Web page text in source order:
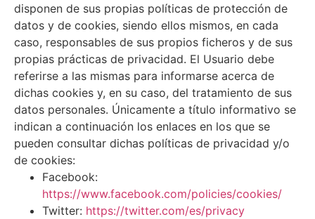
disponen de sus propias políticas de protección de
datos y de cookies, siendo ellos mismos, en cada
caso, responsables de sus propios ficheros y de sus
propias prácticas de privacidad. El Usuario debe
referirse a las mismas para informarse acerca de
dichas cookies y, en su caso, del tratamiento de sus
datos personales. Únicamente a título informativo se
indican a continuación los enlaces en los que se
pueden consultar dichas políticas de privacidad y/o
de cookies:
Facebook:
https://www.facebook.com/policies/cookies/
Twitter: https://twitter.com/es/privacy